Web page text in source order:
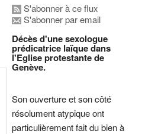
S'abonner à ce flux
S'abonner par email
Décès d'une sexologue
prédicatrice laïque dans
l'Eglise protestante de
Genève.
Son ouverture et son côté
résolument atypique ont
particulièrement fait du bien à